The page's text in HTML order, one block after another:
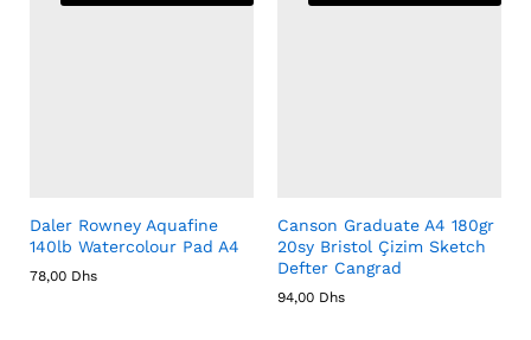
Daler Rowney Aquafine
140lb Watercolour Pad A4
78,00 Dhs
Canson Graduate A4 180gr
20sy Bristol Çizim Sketch
Defter Cangrad
94,00 Dhs